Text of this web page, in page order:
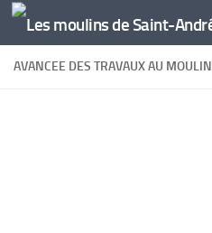
Skip to content
AVANCEE DES TRAVAUX AU MOULIN